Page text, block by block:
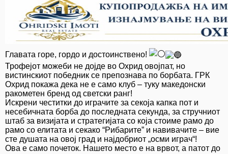
Главата горе, гордо и достоинствено!
​Трофејот можеби не дојде во Охрид овојпат, но
вистинскиот победник се препознава по борбата. ГРК
Охрид покажа дека не е само клуб – туку македонски
ракометен бренд од светски ранг!
​Искрени честитки до играчите за секоја капка пот и
несебичната борба до последната секунда, за стручниот
штаб за визијата и стратегијата со која стоиме рамо до
рамо со елитата и секако “Рибарите” и навивачите – вие
сте душата на овој град и најдобриот „осми играч“!
​Ова е само почеток. Нашето место е на врвот, а патот до